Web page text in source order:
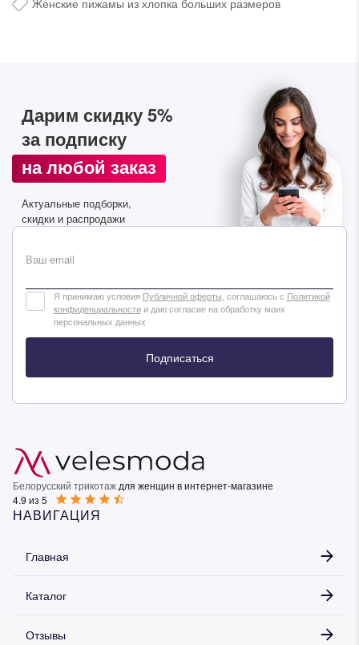
Дарим скидку 5%
за подписку
на любой заказ
Актуальные подборки,
скидки и распродажи
Ваш email
Я принимаю условия Публичной оферты , соглашаюсь с Политикой
конфиденциальностии даю согласие на обработку моих
персональных данных
Подписаться
Белорусский трикотаж для женщин в интернет-магазине
4.9 из 5
НАВИГАЦИЯ
Главная
Каталог
Отзывы
Дарим скидку 5%за подписку на наш
телеграм-канал
Стильные подборки, эксклюзивные акции и горячие
распродажи в удобном формате